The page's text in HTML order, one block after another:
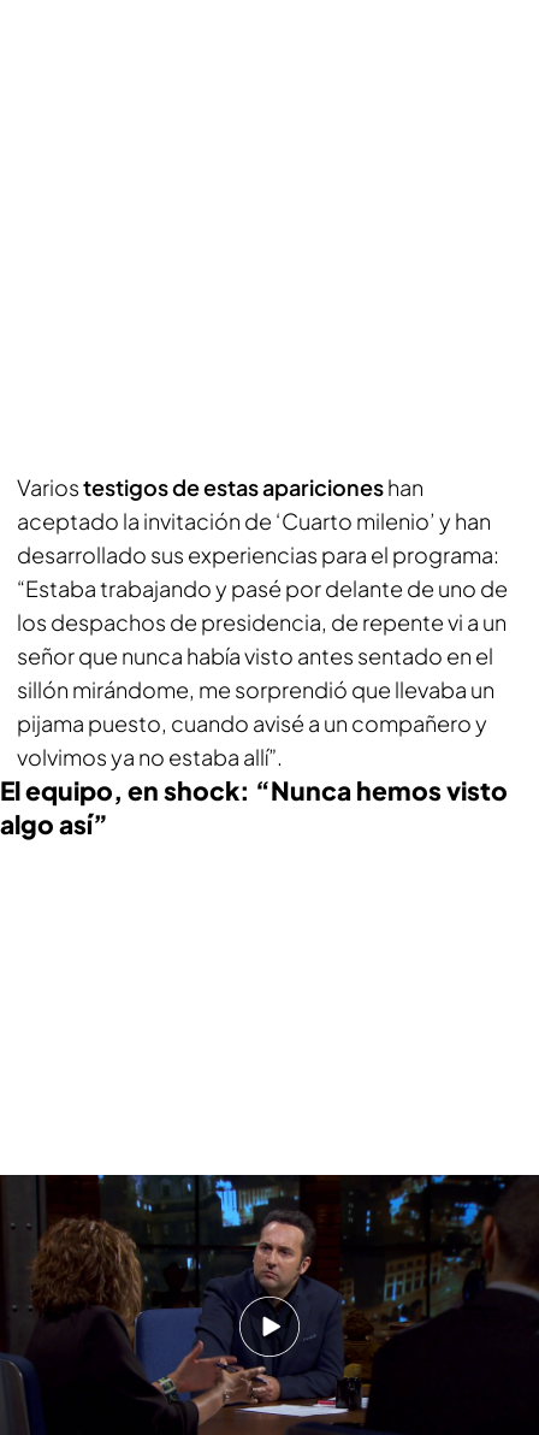
Variostestigos de estas aparicioneshan
aceptado la invitación de ‘Cuarto milenio’ y han
desarrollado sus experiencias para el programa:
“Estaba trabajando y pasé por delante de uno de
los despachos de presidencia, de repente vi a un
señor que nunca había visto antes sentado en el
sillón mirándome, me sorprendió que llevaba un
pijama puesto, cuando avisé a un compañero y
volvimos ya no estaba allí”.
El equipo, en shock: “Nunca hemos visto
algo así”
Aldo Linares descubre los misterios de la asamblea de Extremadura
Como en otras ocasiones, el equipo de ‘Cuarto
milenio’ en compañía deAldo Linaresha logrado
un permiso especial tras varios intentos para pasar
la noche en la asamblea de Mérida y lo que allí han
descubierto ha sido aterrador: “Hubo embarazos,
muchos, y muchos de ellos no se resolvieron